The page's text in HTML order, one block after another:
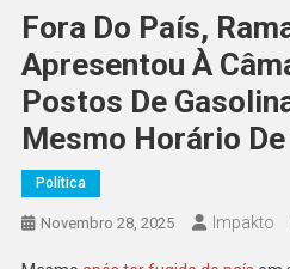
Fora Do País,
Apresentou À
Postos De
Mesmo Horário
Política
Novembro 28, 2025 Impakto